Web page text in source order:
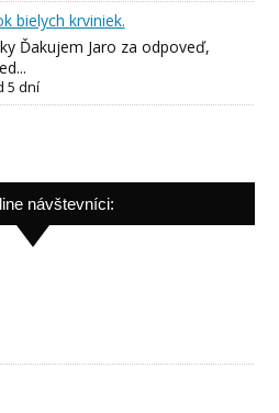
bielych krviniek.
Ďakujem Jaro za odpoveď,
5 dní
návštevníci: